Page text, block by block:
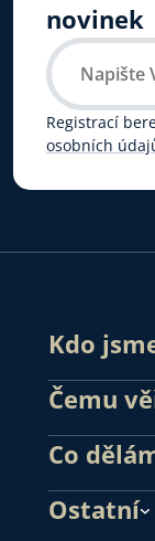
novinek
Registrací
osobních
Kdo
Čemu
Co
Ostatní